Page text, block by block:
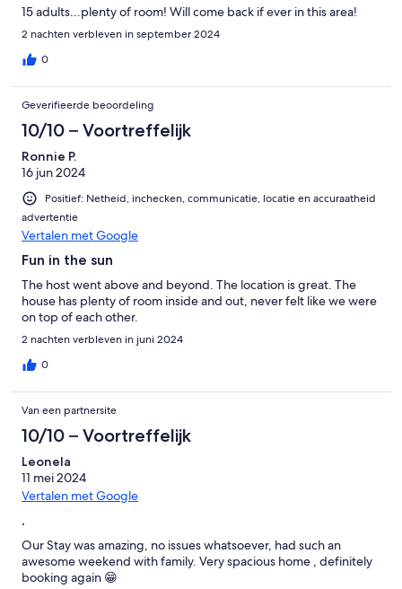
15 adults...plenty of room! Will come back if ever in this area!
2 nachten verbleven in september 2024
0
Geverifieerde beoordeling
10/10 – Voortreffelijk
Ronnie P.
16 jun 2024
Positief: Netheid, inchecken, communicatie, locatie en accuraatheid
advertentie
Vertalen met Google
Fun in the sun
The host went above and beyond. The location is great. The
house has plenty of room inside and out, never felt like we were
on top of each other.
2 nachten verbleven in juni 2024
0
Van een partnersite
10/10 – Voortreffelijk
Leonela
11 mei 2024
Vertalen met Google
.
Our Stay was amazing, no issues whatsoever, had such an
awesome weekend with family. Very spacious home , definitely
booking again 😁